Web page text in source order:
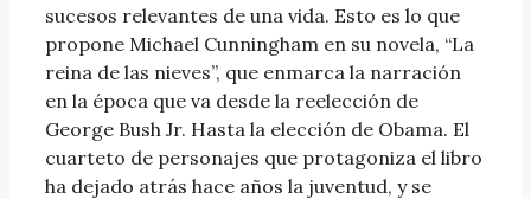
sucesos relevantes de una vida. Esto es lo que
propone Michael Cunningham en su novela, “La
reina de las nieves”, que enmarca la narración
en la época que va desde la reelección de
George Bush Jr. Hasta la elección de Obama. El
cuarteto de personajes que protagoniza el libro
ha dejado atrás hace años la juventud, y se